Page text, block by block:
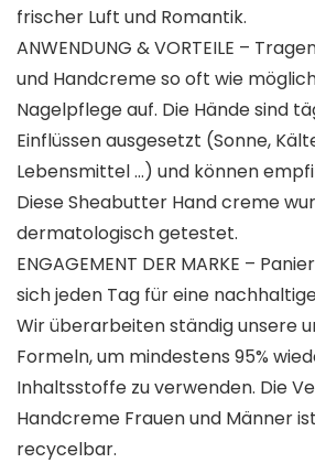
frischer Luft und Romantik.
ANWENDUNG & VORTEILE –
und Handcreme so oft wie
Nagelpflege auf. Die Hände sind
Einflüssen ausgesetzt (Sonne,
Lebensmittel …) und können
Diese Sheabutter Hand creme
dermatologisch getestet.
ENGAGEMENT DER MARKE –
sich jeden Tag für eine
Wir überarbeiten ständig unsere
Formeln, um mindestens 95%
Inhaltsstoffe zu verwenden. Die
Handcreme Frauen und Männer
recycelbar.